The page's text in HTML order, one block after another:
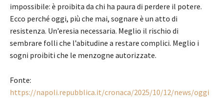
impossibile: è proibita da chi ha paura di perdere il potere.
Ecco perché oggi, più che mai, sognare è un atto di
resistenza. Un’eresia necessaria. Meglio il rischio di
sembrare folli che l’abitudine a restare complici. Meglio i
sogni proibiti che le menzogne autorizzate.
Fonte:
https://napoli.repubblica.it/cronaca/2025/10/12/news/oggi